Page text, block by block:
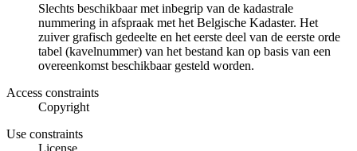
Slechts beschikbaar met inbegrip van de kadastrale
nummering in afspraak met het Belgische Kadaster. Het
zuiver grafisch gedeelte en het eerste deel van de eerste orde
tabel (kavelnummer) van het bestand kan op basis van een
overeenkomst beschikbaar gesteld worden.
Access constraints
Copyright
Use constraints
License